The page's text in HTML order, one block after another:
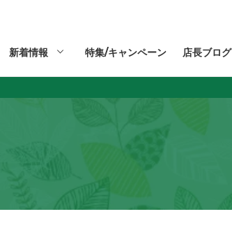
新着情報 特集/キャンペーン 店長ブログ